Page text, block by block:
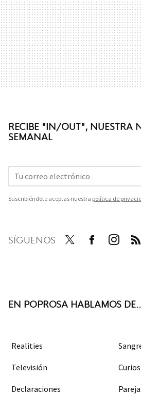
RECIBE "IN/OUT", NUESTRA
SEMANAL
Suscribiéndote aceptas nuestra política de
SÍGUENOS
EN POPROSA HABLAMOS
Realities
Televisión
Declaraciones